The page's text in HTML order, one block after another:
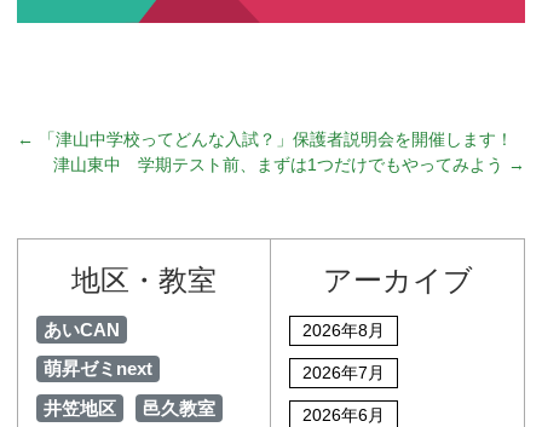
←
「津山中学校ってどんな入試？」保護者説明会を開催します！
津山東中 学期テスト前、まずは1つだけでもやってみよう →
地区・教室
あいCAN
萌昇ゼミnext
井笠地区
邑久教室
アーカイブ
2026年8月
2026年7月
2026年6月